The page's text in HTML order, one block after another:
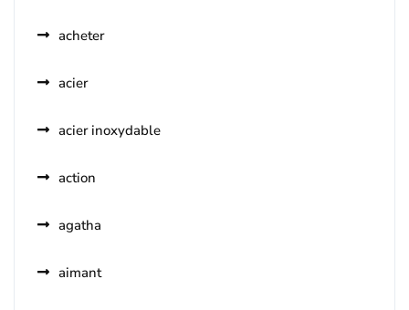
acheter
acier
acier inoxydable
action
agatha
aimant